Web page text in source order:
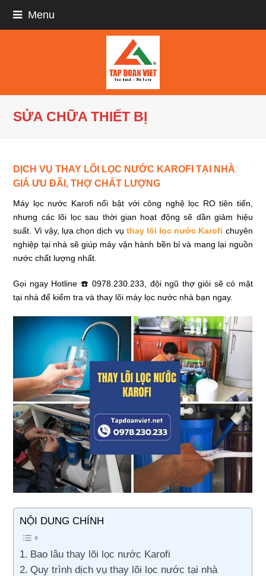
Menu
SỬA CHỮA THIẾT BỊ
DỊCH VỤ THAY LÕI LỌC NƯỚC KAROFI TẠI NHÀ
GIÁ ƯU ĐÃI, THỢ CHẤT LƯỢNG
Máy lọc nước Karofi nổi bật với công nghệ lọc RO tiên tiến,
nhưng các lõi lọc sau thời gian hoạt động sẽ dần giảm hiệu
suất. Vì vậy, lựa chọn dịch vụ thay lõi lọc nước Karofi chuyên
nghiệp tại nhà sẽ giúp máy vận hành bền bỉ và mang lại nguồn
nước chất lượng nhất.
Gọi ngay Hotline ☎️ 0978.230.233, đội ngũ thợ giỏi sẽ có mặt
tại nhà để kiểm tra và thay lõi máy lọc nước nhà bạn ngay.
NỘI DUNG CHÍNH
Bao lâu thay lõi lọc nước Karofi
Quy trình dịch vụ thay lõi lọc nước tại nhà